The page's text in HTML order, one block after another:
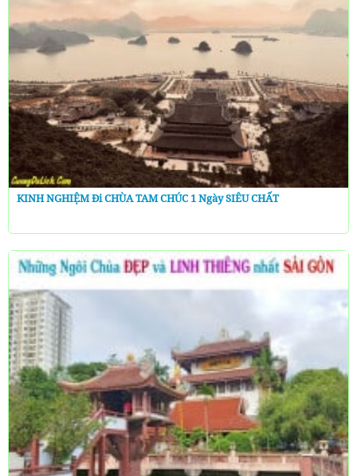
KINH NGHIỆM Đi CHÙA TAM CHÚC 1 Ngày SIÊU CHẤT